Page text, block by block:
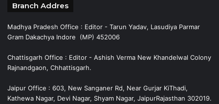
Branch Addres
Madhya Pradesh Office : Editor - Tarun Yadav, Lasudiya Parmar
Gram Dakachya Indore (MP) 452006
Chattisgarh Office : Editor - Ashish Verma New Khandelwal Colony
Rajnandgaon, Chhattisgarh.
Jaipur Office : 603, New Sanganer Rd, Near Gurjar KiThadi,
Kathewa Nagar, Devi Nagar, Shyam Nagar, JaipurRajasthan 302019.